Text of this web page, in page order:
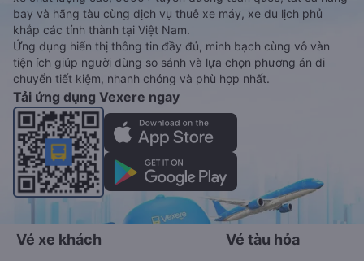
bay và hãng tàu cùng dịch vụ thuê xe máy, xe du lịch phủ
khắp các tỉnh thành tại Việt Nam.
Ứng dụng hiển thị thông tin đầy đủ, minh bạch cùng vô vàn
tiện ích giúp người dùng so sánh và lựa chọn phương án di
chuyển tiết kiệm, nhanh chóng và phù hợp nhất.
Tải ứng dụng Vexere ngay
Vé xe khách Vé tàu hỏa